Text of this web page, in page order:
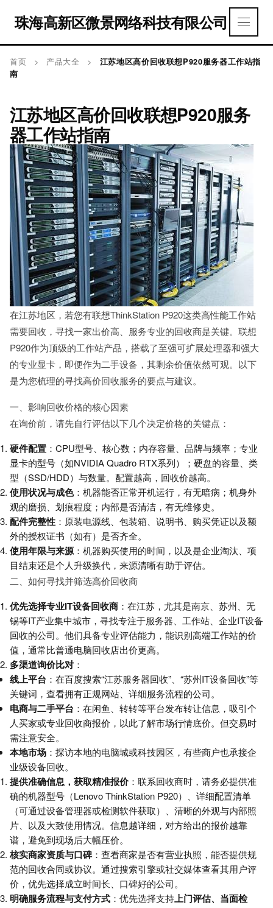
珠海高新区微景网络科技有限公司
首页 > 产品大全 >
江苏地区高价回收联想P920服务器工作站指
南
江苏地区高价回收联想P920服务
器工作站指南
在江苏地区，若您有联想ThinkStation P920这类高性能工作站
需要回收，寻找一家出价高、服务专业的回收商是关键。联想
P920作为顶级的工作站产品，搭载了至强可扩展处理器和强大
的专业显卡，即便作为二手设备，其剩余价值依然可观。以下
是为您梳理的寻找高价回收服务的要点与建议。
一、影响回收价格的核心因素
在询价前，请先自行评估以下几个决定价格的关键点：
硬件配置 ：CPU型号、核心数；内存容量、品牌与频率；专业
显卡的型号（如NVIDIA Quadro RTX系列）；硬盘的容量、类
型（SSD/HDD）与数量。配置越高，回收价越高。
使用状况与成色：机器能否正常开机运行，有无暗病；机身外
观的磨损、划痕程度；内部是否清洁，有无维修史。
配件完整性 ：原装电源线、包装箱、说明书、购买凭证以及额
外的授权证书（如有）是否齐全。
使用年限与来源 ：机器购买使用的时间，以及是企业淘汰、项
目结束还是个人升级换代，来源清晰有助于评估。
二、如何寻找并筛选高价回收商
优先选择专业IT设备回收商 ：在江苏，尤其是南京、苏州、无
锡等IT产业集中城市，寻找专注于服务器、工作站、企业IT设备
回收的公司。他们具备专业评估能力，能识别高端工作站的价
值，通常比普通电脑回收店出价更高。
多渠道询价比对 ：
线上平台 ：在百度搜索“江苏服务器回收”、“苏州IT设备回收”等
关键词，查看拥有正规网站、详细服务流程的公司。
电商与二手平台 ：在闲鱼、转转等平台发布转让信息，吸引个
人买家或专业回收商报价，以此了解市场行情底价。但交易时
需注意安全。
本地市场 ：探访本地的电脑城或科技园区，有些商户也承接企
业级设备回收。
提供准确信息，获取精准报价：联系回收商时，请务必提供准
确的机器型号（Lenovo ThinkStation P920）、详细配置清单
（可通过设备管理器或检测软件获取）、清晰的外观与内部照
片、以及大致使用情况。信息越详细，对方给出的报价越靠
谱，避免到现场后大幅压价。
核实商家资质与口碑：查看商家是否有营业执照，能否提供规
范的回收合同或协议。通过搜索引擎或社交媒体查看其用户评
价，优先选择成立时间长、口碑好的公司。
明确服务流程与支付方式 ：优先选择支持上门评估、当面检